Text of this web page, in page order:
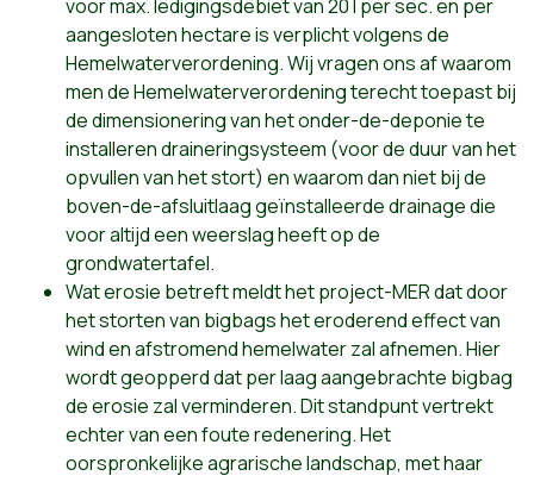
voor max. ledigingsdebiet van 20 l per sec. en per
aangesloten hectare is verplicht volgens de
Hemelwaterverordening. Wij vragen ons af waarom
men de Hemelwaterverordening terecht toepast bij
de dimensionering van het onder-de-deponie te
installeren draineringsysteem (voor de duur van het
opvullen van het stort) en waarom dan niet bij de
boven-de-afsluitlaag geïnstalleerde drainage die
voor altijd een weerslag heeft op de
grondwatertafel.
Wat erosie betreft meldt het project-MER dat door
het storten van bigbags het eroderend effect van
wind en afstromend hemelwater zal afnemen. Hier
wordt geopperd dat per laag aangebrachte bigbag
de erosie zal verminderen. Dit standpunt vertrekt
echter van een foute redenering. Het
oorspronkelijke agrarische landschap, met haar